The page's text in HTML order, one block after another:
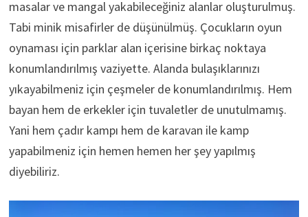
masalar ve mangal yakabileceğiniz alanlar oluşturulmuş.
Tabi minik misafirler de düşünülmüş. Çocukların oyun
oynaması için parklar alan içerisine birkaç noktaya
konumlandırılmış vaziyette. Alanda bulaşıklarınızı
yıkayabilmeniz için çeşmeler de konumlandırılmış. Hem
bayan hem de erkekler için tuvaletler de unutulmamış.
Yani hem çadır kampı hem de karavan ile kamp
yapabilmeniz için hemen hemen her şey yapılmış
diyebiliriz.